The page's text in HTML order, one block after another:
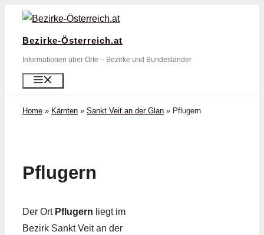
Zum
springen
Bezirke-Österreich.at
Informationen über Orte – Bezirke und Bundesländer
Home » Kärnten » Sankt Veit an der Glan » Pflugern
Pflugern
Der Ort Pflugern liegt im
Bezirk Sankt Veit an der